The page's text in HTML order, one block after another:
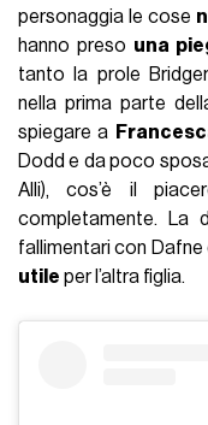
personaggia le cose
hanno preso una
tanto la prole
nella prima parte
spiegare a
Dodd e da poco
Alli), cos’è il
completamente. La
fallimentari con Dafne
utile per l’altra figlia.